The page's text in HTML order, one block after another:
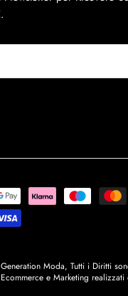
Moda, Tutti i Diritti
Ecommerce e Marketing realizzati